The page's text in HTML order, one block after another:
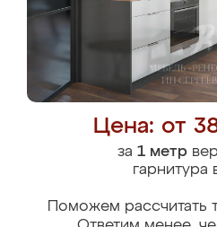
Цена: от
за 1 метр
гарнитура
Поможем рассчитать